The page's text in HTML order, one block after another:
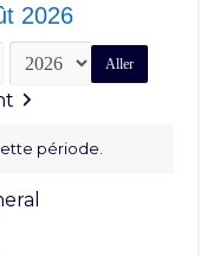
2026
période.